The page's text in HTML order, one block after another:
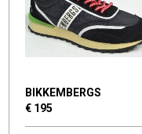
BIKKEMBERGS
€ 195